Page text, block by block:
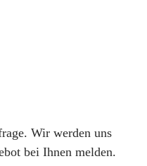
Wir werden uns
bei Ihnen melden.